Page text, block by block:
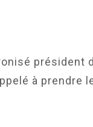
président
à prendre